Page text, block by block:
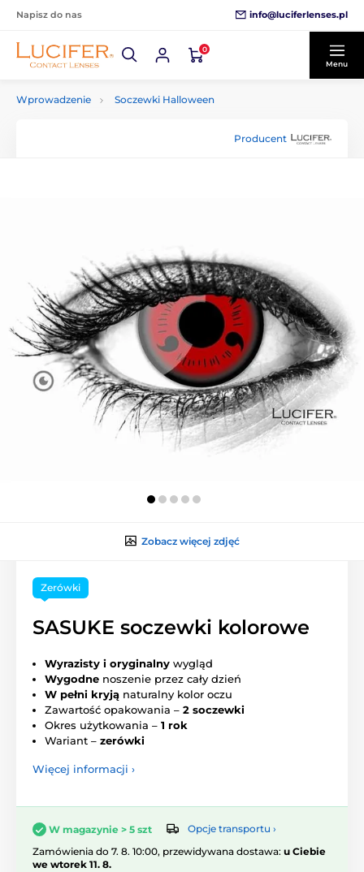
Napisz do nas info@luciferlenses.pl
0
Menu
Wprowadzenie Soczewki Halloween
Producent
Zobacz więcej zdjęć
Zerówki
SASUKE soczewki kolorowe
Wyrazisty i oryginalny wygląd
Wygodne noszenie przez cały dzień
W pełni kryją naturalny kolor oczu
Zawartość opakowania – 2 soczewki
Okres użytkowania – 1 rok
Wariant – zerówki
Więcej informacji ›
W magazynie > 5 szt
Opcje transportu ›
Zamówienia do 7. 8. 10:00, przewidywana dostawa: u Ciebie
we wtorek 11. 8.